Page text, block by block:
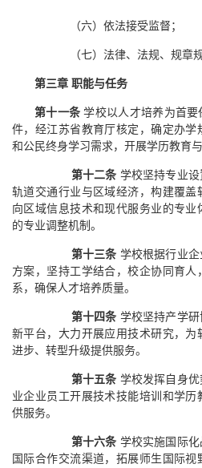
（六）依法接受监督
（七）法律、法规、规章规
第三章 职能与任务
第十一条学校以人才培养为首
件，经江苏省教育厅核定，确定办
和公民终身学习需求，开展学历
第十二条 学校坚持专业
轨道交通行业与区域经济，构建覆
向区域信息技术和现代服务业的专业
的专业调整机制。
第十三条 学校根据行业
方案，坚持工学结合，校企协同育
系，确保人才培养质量。
第十四条 学校坚持产学
新平台，大力开展应用技术研究，为
进步、转型升级提供服务。
第十五条 学校发挥自身
业企业员工开展技术技能培训和学
供服务。
第十六条 学校实施国际
国际合作交流渠道，拓展师生国际